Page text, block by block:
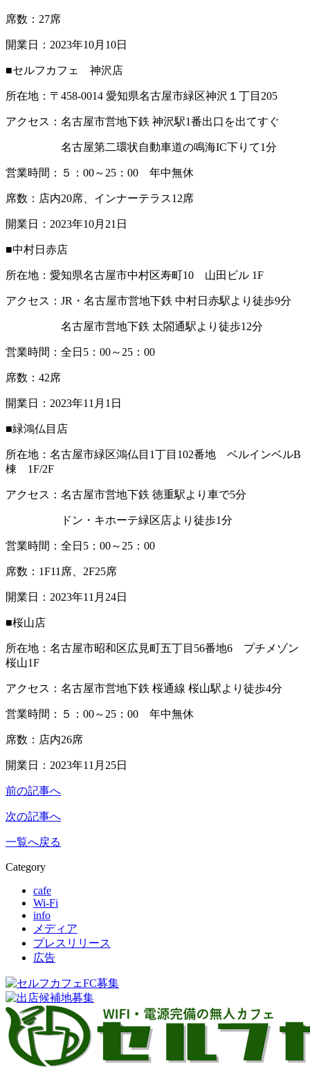
席数：27席
開業日：2023年10月10日
■セルフカフェ 神沢店
所在地：〒458-0014 愛知県名古屋市緑区神沢１丁目205
アクセス：名古屋市営地下鉄 神沢駅1番出口を出てすぐ
名古屋第二環状自動車道の鳴海IC下りて1分
営業時間：５：00～25：00 年中無休
席数：店内20席、インナーテラス12席
開業日：2023年10月21日
■中村日赤店
所在地：愛知県名古屋市中村区寿町10 山田ビル 1F
アクセス：JR・名古屋市営地下鉄 中村日赤駅より徒歩9分
名古屋市営地下鉄 太閤通駅より徒歩12分
営業時間：全日5：00～25：00
席数：42席
開業日：2023年11月1日
■緑鴻仏目店
所在地：名古屋市緑区鴻仏目1丁目102番地 ベルインベルB
棟 1F/2F
アクセス：名古屋市営地下鉄 徳重駅より車で5分
ドン・キホーテ緑区店より徒歩1分
営業時間：全日5：00～25：00
席数：1F11席、2F25席
開業日：2023年11月24日
■桜山店
所在地：名古屋市昭和区広見町五丁目56番地6 プチメゾン
桜山1F
アクセス：名古屋市営地下鉄 桜通線 桜山駅より徒歩4分
営業時間：５：00～25：00 年中無休
席数：店内26席
開業日：2023年11月25日
前の記事へ
次の記事へ
一覧へ戻る
Category
cafe
Wi-Fi
info
メディア
プレスリリース
広告